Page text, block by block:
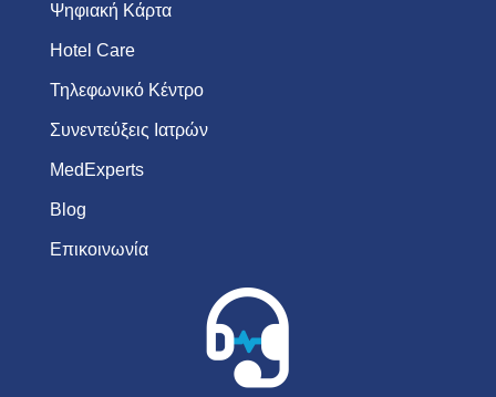
Ψηφιακή Κάρτα
Hotel Care
Τηλεφωνικό Κέντρο
Συνεντεύξεις Ιατρών
MedExperts
Blog
Επικοινωνία